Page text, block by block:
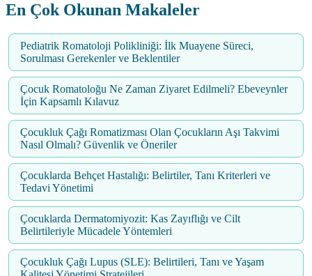
En Çok Okunan Makaleler
Pediatrik Romatoloji Polikliniği: İlk Muayene Süreci,
Sorulması Gerekenler ve Beklentiler
Çocuk Romatoloğu Ne Zaman Ziyaret Edilmeli? Ebeveynler
İçin Kapsamlı Kılavuz
Çocukluk Çağı Romatizması Olan Çocukların Aşı Takvimi
Nasıl Olmalı? Güvenlik ve Öneriler
Çocuklarda Behçet Hastalığı: Belirtiler, Tanı Kriterleri ve
Tedavi Yönetimi
Çocuklarda Dermatomiyozit: Kas Zayıflığı ve Cilt
Belirtileriyle Mücadele Yöntemleri
Çocukluk Çağı Lupus (SLE): Belirtileri, Tanı ve Yaşam